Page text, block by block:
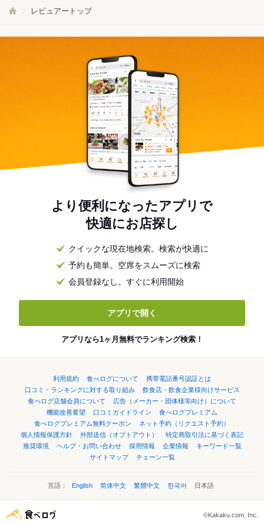
レビュアートップ
より便利になったアプリで
快適にお店探し
クイックな現在地検索。検索が快適に
予約も簡単。空席をスムーズに検索
会員登録なし。すぐに利用開始
アプリで開く
アプリなら1ヶ月無料でランキング検索！
利用規約 食べログについて
携帯電話番号認証とは
口コミ・ランキングに対する取り組み
飲食店・飲食企業様向けサービス
食べログ店舗会員について
広告（メーカー・団体様等向け）について
機能改善要望
口コミガイドライン
食べログプレミアム
食べログプレミアム無料クーポン
ネット予約（リクエスト予約）
個人情報保護方針
外部送信（オプトアウト）
特定商取引法に基づく表記
推奨環境
ヘルプ・お問い合わせ 採用情報 企業情報
キーワード一覧
サイトマップ
チェーン一覧
言語： English 简体中文 繁體中文 한국어 日本語
©Kakaku.com, Inc.